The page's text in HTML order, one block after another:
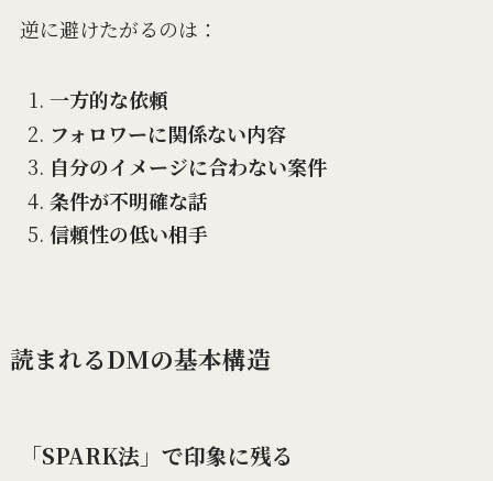
逆に避けたがるのは：
一方的な依頼
フォロワーに関係ない内容
自分のイメージに合わない案件
条件が不明確な話
信頼性の低い相手
読まれるDMの基本構造
「SPARK法」で印象に残る